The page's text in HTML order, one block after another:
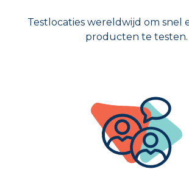
Testlocaties wereldwijd om snel
producten te testen.